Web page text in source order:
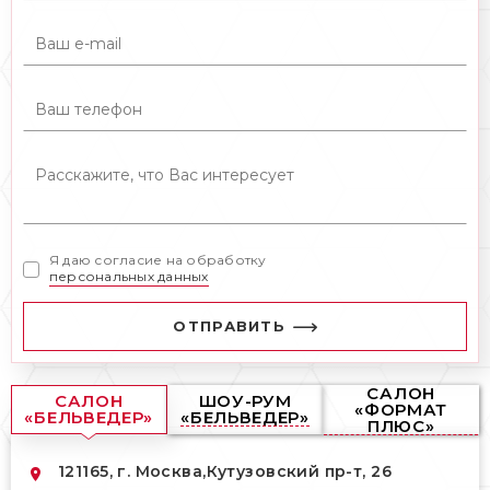
КУПИТЬ ПЛИТКУ ATLAS
всю продукцию итальянской фабрики. На
популярные коллекции и фото интерьеров
3d Wall – трехмерные покрытия,
стильную многогранность;
Arkshade, Mark, Dwell – эффект
Я даю согласие на обработку
персональных данных
ОТПРАВИТЬ
САЛОН
«БЕЛЬВЕДЕР»
ШОУ-РУМ
«БЕЛЬВЕДЕР»
САЛОН
«ФОРМАТ
ПЛЮС»
121165, г. Москва,Кутузовский пр-т, 26